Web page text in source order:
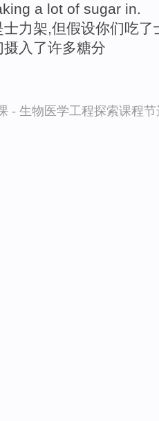
a lot of sugar in.
士力架,但假设你们吃
摄入了许多糖分
- 生物医学工程探索课程节